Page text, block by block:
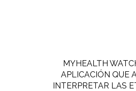
MYHEALTH
APLICACIÓN QUE
INTERPRETAR LAS